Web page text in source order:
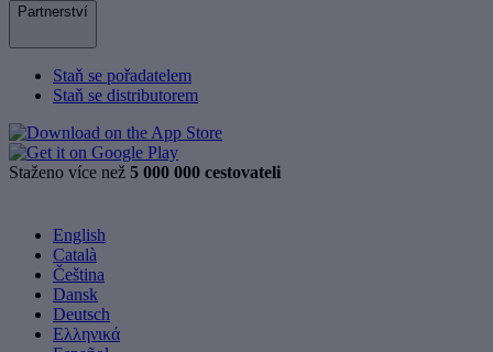
Partnerství
Staň se pořadatelem
Staň se distributorem
Staženo více než 5 000 000 cestovateli
English
Català
Čeština
Dansk
Deutsch
Ελληνικά